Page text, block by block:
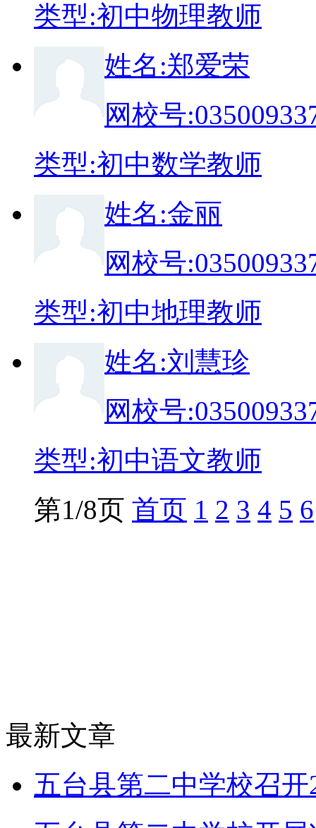
类型:初中物理教师
姓名:郑爱荣
网校号:
类型:初中数学教师
姓名:金丽
网校号:
类型:初中地理教师
姓名:刘慧珍
网校号:
类型:初中语文教师
第1/8页 首页 1 2 3 4 5 6
最新文章
五台县第二中学校召